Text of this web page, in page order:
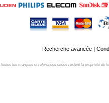
Recherche avancée|
Toutes les marques et références citées restent la propriété de